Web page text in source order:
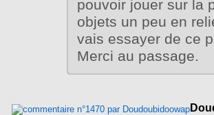
pouvoir jouer sur la
objets un peu en
vais essayer de ce
Merci au passage.